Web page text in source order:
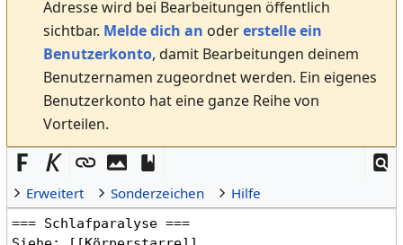
Adresse wird bei Bearbeitungen öffentlich
sichtbar. Melde dich an odererstelle ein
Benutzerkonto, damit Bearbeitungen deinem
Benutzernamen zugeordnet werden. Ein eigenes
Benutzerkonto hat eine ganze Reihe von
Vorteilen.
Erweitert Sonderzeichen Hilfe